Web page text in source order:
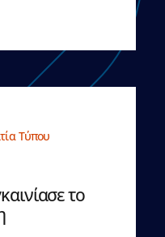
Τύπου
το